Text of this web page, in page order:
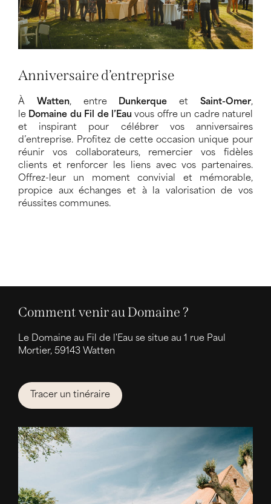
Anniversaire d’entreprise
À Watten, entre Dunkerque etSaint-Omer,
le Domaine du Fil de l’Eau vous offre un cadre naturel
et inspirant pour célébrer vos anniversaires
d’entreprise. Profitez de cette occasion unique pour
réunir vos collaborateurs, remercier vos fidèles
clients et renforcer les liens avec vos partenaires.
Offrez-leur un moment convivial et mémorable,
propice aux échanges et à la valorisation de vos
réussites communes.
Comment venir au Domaine ?
Le Domaine au Fil de l'Eau se situe au 1 rue Paul
Mortier, 59143 Watten
Tracer un tinéraire